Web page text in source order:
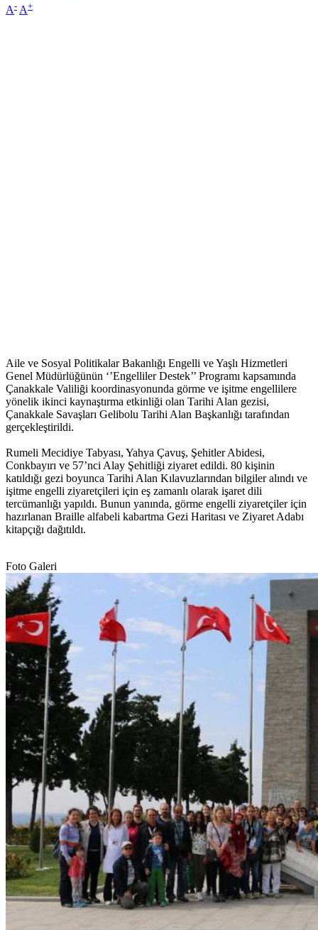
A- A+
Aile ve Sosyal Politikalar Bakanlığı Engelli ve Yaşlı Hizmetleri
Genel Müdürlüğünün ‘’Engelliler Destek’’ Programı kapsamında
Çanakkale Valiliği koordinasyonunda görme ve işitme engellilere
yönelik ikinci kaynaştırma etkinliği olan Tarihi Alan gezisi,
Çanakkale Savaşları Gelibolu Tarihi Alan Başkanlığı tarafından
gerçekleştirildi.
Rumeli Mecidiye Tabyası, Yahya Çavuş, Şehitler Abidesi,
Conkbayırı ve 57’nci Alay Şehitliği ziyaret edildi. 80 kişinin
katıldığı gezi boyunca Tarihi Alan Kılavuzlarından bilgiler alındı ve
işitme engelli ziyaretçileri için eş zamanlı olarak işaret dili
tercümanlığı yapıldı. Bunun yanında, görme engelli ziyaretçiler için
hazırlanan Braille alfabeli kabartma Gezi Haritası ve Ziyaret Adabı
kitapçığı dağıtıldı.
Foto Galeri